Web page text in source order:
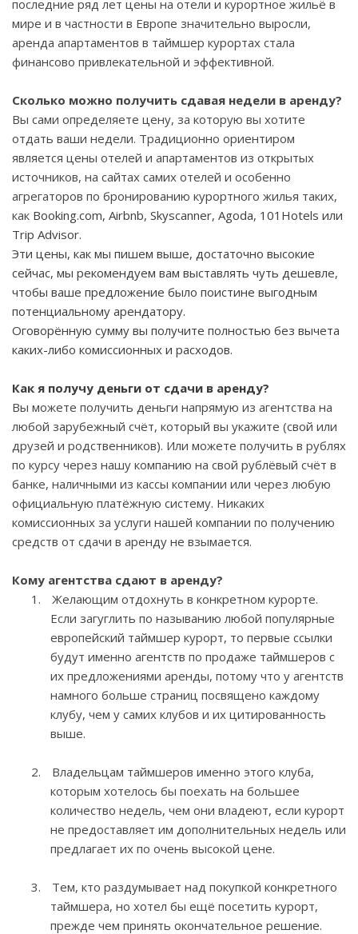
последние ряд лет цены на отели и курортное жильё в
мире и в частности в Европе значительно выросли,
аренда апартаментов в таймшер курортах стала
финансово привлекательной и эффективной.
Сколько можно получить сдавая недели в аренду?
Вы сами определяете цену, за которую вы хотите
отдать ваши недели. Традиционно ориентиром
является цены отелей и апартаментов из открытых
источников, на сайтах самих отелей и особенно
агрегаторов по бронированию курортного жилья таких,
как Booking.com, Airbnb, Skyscanner, Agoda, 101 Hotels или
Trip Advisor.
Эти цены, как мы пишем выше, достаточно высокие
сейчас, мы рекомендуем вам выставлять чуть дешевле,
чтобы ваше предложение было поистине выгодным
потенциальному арендатору.
Оговорённую сумму вы получите полностью без вычета
каких-либо комиссионных и расходов.
Как я получу деньги от сдачи в аренду?
Вы можете получить деньги напрямую из агентства на
любой зарубежный счёт, который вы укажите (свой или
друзей и родственников). Или можете получить в рублях
по курсу через нашу компанию на свой рублёвый счёт в
банке, наличными из кассы компании или через любую
официальную платёжную систему. Никаких
комиссионных за услуги нашей компании по получению
средств от сдачи в аренду не взымается.
Кому агентства сдают в аренду?
1.
Желающим отдохнуть в конкретном курорте.
Если загуглить по называнию любой популярные
европейский таймшер курорт, то первые ссылки
будут именно агентств по продаже таймшеров с
их предложениями аренды, потому что у агентств
намного больше страниц посвящено каждому
клубу, чем у самих клубов и их цитированность
выше.
2.
Владельцам таймшеров именно этого клуба,
которым хотелось бы поехать на большее
количество недель, чем они владеют, если курорт
не предоставляет им дополнительных недель или
предлагает их по очень высокой цене.
3.
Тем, кто раздумывает над покупкой конкретного
таймшера, но хотел бы ещё посетить курорт,
прежде чем принять окончательное решение.